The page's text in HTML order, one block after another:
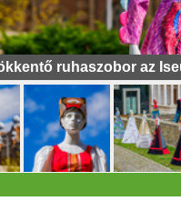
ruhaszobor az